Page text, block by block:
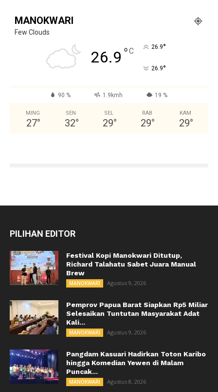
MANOKWARI
Few Clouds
26.9 °C 26.9°
26.9°
90 % 1.9kmh 19 %
MING
27°
SEN
32°
SEL
29°
RAB
29°
KAM
29°
PILIHAN EDITOR
Festival Kopi Manokwari Ditutup,
Richard Talahatu Sabet Juara Manual
Brew
MANOKWARI Agustus 9, 2026
Pemprov Papua Barat Siapkan Rp5 Miliar
Selesaikan Tuntutan Masyarakat Adat
Kali...
MANOKWARI Agustus 9, 2026
Pangdam Kasuari Hadirkan Toton Karibo
hingga Komedian Yewen di Malam
Puncak...
MANOKWARI Agustus 8, 2026